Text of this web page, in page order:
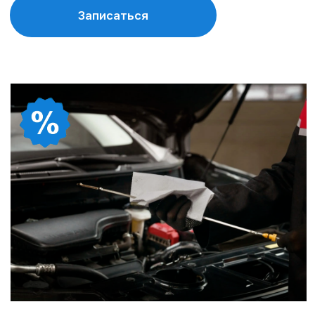
Поможем быстро определить проблему,
подобрать оптимальный ремонт и сэкономить
на лишних работах.
Записаться
Бесплатное консультирование
специалистами